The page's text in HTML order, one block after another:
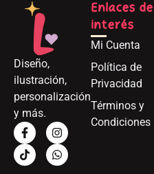
Diseño,
ilustración,
personalización
y más.
Enlaces de
interés
Mi Cuenta
Política de
Privacidad
Términos y
Condiciones